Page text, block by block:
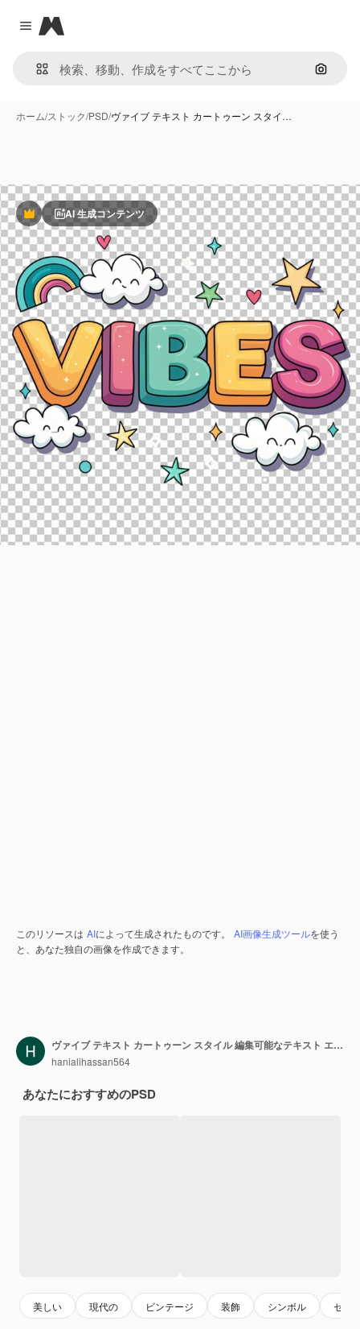
Close menu
Magnific
画像で
ホーム/ストック/PSD/ヴァイブ テキスト カートゥーン スタイ…
PremiumAI 生成コンテンツ
このリソースは AIによって生成されたものです。 AI画像生成ツールを使う
と、あなた独自の画像を作成できます。
ヴァイブ テキスト カートゥーン スタイル 編集可能なテキスト エフェクト
hanialihassan564
あなたにおすすめのPSD
美しい 現代の ビンテージ 装飾 シンボル セッ